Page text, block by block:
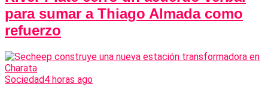
para sumar a Thiago Almada como
refuerzo
Sociedad4 horas ago